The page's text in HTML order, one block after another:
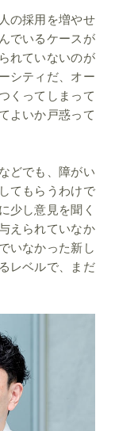
の採用を増やせ
でいるケースが
れていないのが
シティだ、オー
くってしまって
よいか戸惑って
どでも、障がい
てもらうわけで
少し意見を聞く
えられていなか
いなかった新し
レベルで、まだ